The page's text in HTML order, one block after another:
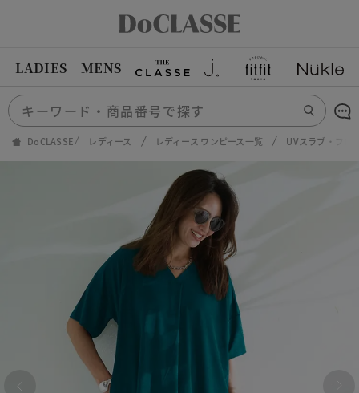
LADIES MENS
DoCLASSE レディース レディース ワンピース一覧 UVスラブ・フロ